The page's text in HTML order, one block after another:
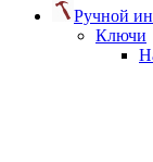
Ручной
Ключи